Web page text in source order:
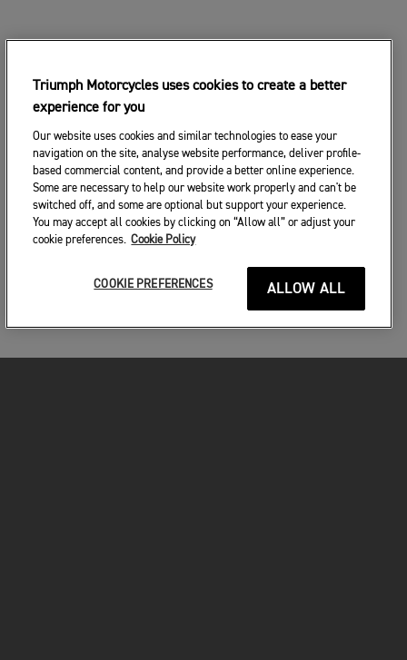
Triumph Motorcycles uses cookies to create a better
experience for you
Our website uses cookies and similar technologies to ease your
navigation on the site, analyse website performance, deliver profile-
based commercial content, and provide a better online experience.
Some are necessary to help our website work properly and can't be
switched off, and some are optional but support your experience.
You may accept all cookies by clicking on “Allow all” or adjust your
cookie preferences. Cookie Policy
ALLOW ALL
COOKIE PREFERENCES